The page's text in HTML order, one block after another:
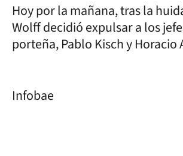
Hoy por la mañana, tras la
Wolff decidió expulsar a los
porteña, Pablo Kisch y Horacio
Infobae